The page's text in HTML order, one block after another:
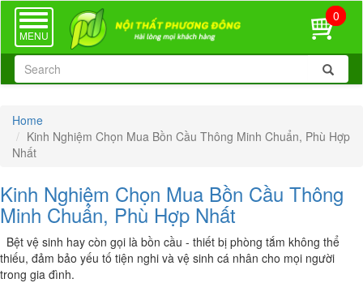
TOGGLE
NAVIGATION
MENU
0
Home
Kinh Nghiệm Chọn Mua Bồn Cầu Thông Minh Chuẩn, Phù Hợp
Nhất
Kinh Nghiệm Chọn Mua Bồn Cầu Thông
Minh Chuẩn, Phù Hợp Nhất
Bệt vệ sinh hay còn gọi là bồn cầu - thiết bị phòng tắm không thể
thiếu, đảm bảo yếu tố tiện nghi và vệ sinh cá nhân cho mọi người
trong gia đình.